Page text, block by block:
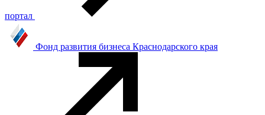
портал
Фонд развития бизнеса Краснодарского края